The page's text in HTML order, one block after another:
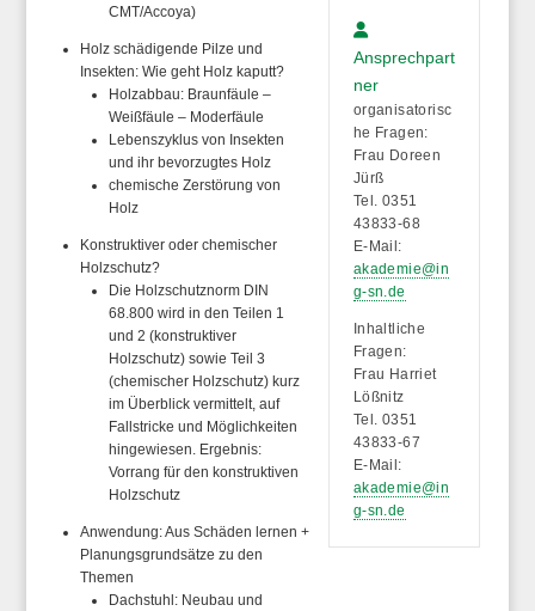
CMT/Accoya)
Holz schädigende Pilze und
Insekten: Wie geht Holz kaputt?
Holzabbau: Braunfäule –
Weißfäule – Moderfäule
Lebenszyklus von Insekten
und ihr bevorzugtes Holz
chemische Zerstörung von
Holz
Konstruktiver oder chemischer
Holzschutz?
Die Holzschutznorm DIN
68.800 wird in den Teilen 1
und 2 (konstruktiver
Holzschutz) sowie Teil 3
(chemischer Holzschutz) kurz
im Überblick vermittelt, auf
Fallstricke und Möglichkeiten
hingewiesen. Ergebnis:
Vorrang für den konstruktiven
Holzschutz
Anwendung: Aus Schäden lernen +
Planungsgrundsätze zu den
Themen
Dachstuhl: Neubau und
Ansprechpart
ner
organisatorisc
he Fragen:
Frau Doreen
Jürß
Tel. 0351
43833-68
E-Mail:
akademie@in
g-sn.de
Inhaltliche
Fragen:
Frau Harriet
Lößnitz
Tel. 0351
43833-67
E-Mail:
akademie@in
g-sn.de